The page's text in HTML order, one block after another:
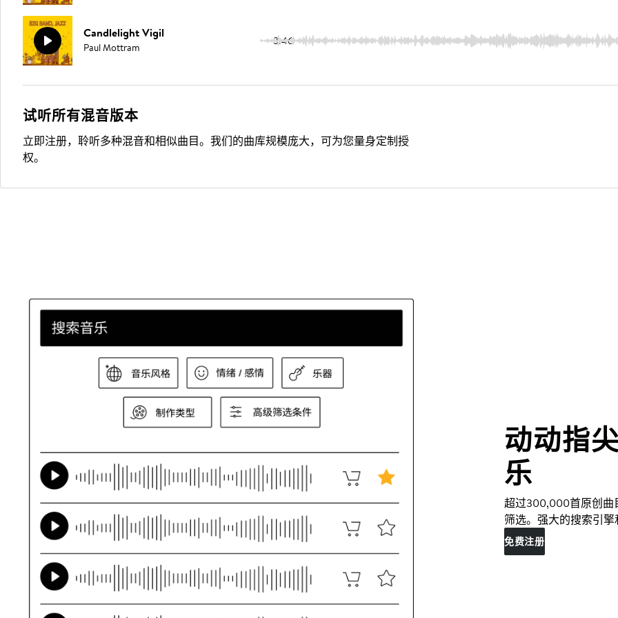
Candlelight Vigil
Paul Mottram 3:46
试听所有混音版本
立即注册，聆听多种混音和相似曲目。我们的曲库规模庞大，可为您量身定制授
权。
动动指
乐
超过300,000首原创曲
筛选。强大的搜索引
免费注册